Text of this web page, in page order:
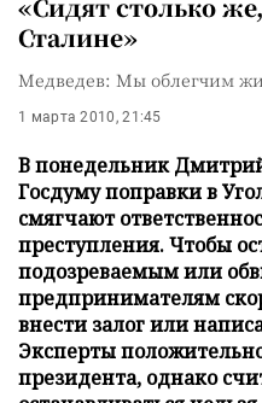
«Сидят столько
Сталине»
Медведев: Мы облегчим
1 марта 2010, 21:45
В понедельник
Госдуму поправки в
смягчают
преступления. Чтобы
подозреваемым или
предпринимателям
внести залог или
Эксперты
президента, однако